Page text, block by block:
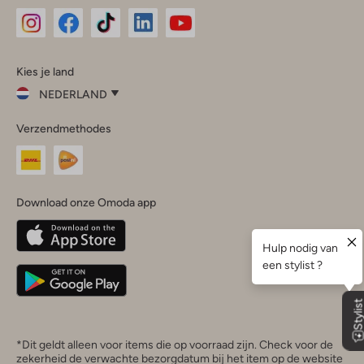
InstagramFacebook
Kies je land
NEDERLAND
je
land
Nederland
Belgique(Français)
Deutschland
Verzendmethodes
Download onze Omoda app
*Dit geldt alleen voor items die op voorraad zijn. Check voor de
zekerheid de verwachte bezorgdatum bij het item op de website